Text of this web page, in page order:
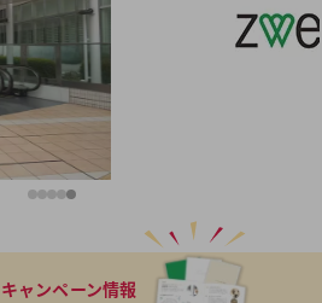
キャンペーン情報